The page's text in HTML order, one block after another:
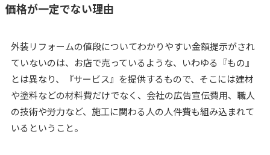
価格が一定でない理由
外装リフォームの値段についてわかりやすい金額提示がされ
ていないのは、お店で売っているような、いわゆる『もの』
とは異なり、『サービス』を提供するもので、そこには建材
や塗料などの材料費だけでなく、会社の広告宣伝費用、職人
の技術や労力など、施工に関わる人の人件費も組み込まれて
いるということ。